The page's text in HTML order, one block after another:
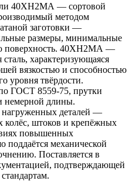
40ХН2МА — сортовой
методом
заготовки —
размеры, минимальные
поверхность. 40ХН2МА —
характеризующаяся
вязкостью и способностью
уровня твёрдости.
ГОСТ 8559-75, прутки
немерной длины.
нагруженных деталей —
колёс, штоков и крепёжных
повышенных
поддаётся механической
Поставляется в
подтверждающей